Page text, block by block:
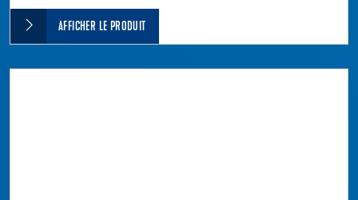
AFFICHER LE PRODUIT